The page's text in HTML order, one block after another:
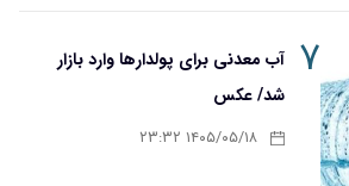
۷ آب معدنی برای پولدارها وارد بازار
شد/ عکس
۱۴۰۵/۰۵/۱۸ ۲۳:۳۲